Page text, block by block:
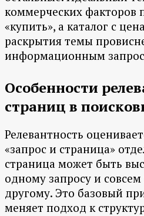
коммерческих факторов
«купить», а каталог с
раскрытия темы
информационным
Особенности
страниц в
Релевантность
«запрос и страница»
страница может быть
одному запросу и
другому. Это базовый
меняет подход к